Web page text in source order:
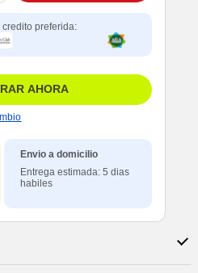
credito preferida:
AHORA
Envio a domicilio
Entrega estimada: 5 dias
habiles